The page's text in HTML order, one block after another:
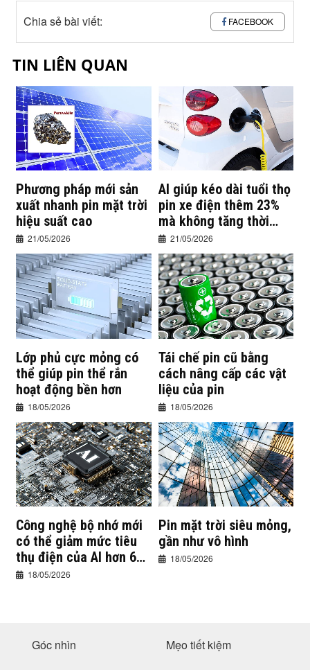
Chia sẻ bài viết: FACEBOOK
TIN LIÊN QUAN
Phương pháp mới sản
xuất nhanh pin mặt trời
hiệu suất cao
21/05/2026
AI giúp kéo dài tuổi thọ
pin xe điện thêm 23%
mà không tăng thời
gian sạc
21/05/2026
Lớp phủ cực mỏng có
thể giúp pin thể rắn
hoạt động bền hơn
18/05/2026
Tái chế pin cũ bằng
cách nâng cấp các vật
liệu của pin
18/05/2026
Công nghệ bộ nhớ mới
có thể giảm mức tiêu
thụ điện của AI hơn 60
lần18/05/2026
Pin mặt trời siêu mỏng,
gần như vô hình
18/05/2026
Góc nhìn Mẹo tiết kiệm